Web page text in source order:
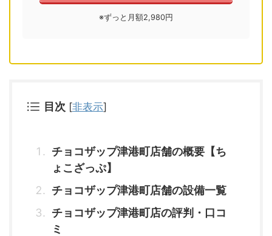
※ずっと月額2,980円
目次 [非表示]
チョコザップ津港町店舗の概要【ち
ょこざっぷ】
チョコザップ津港町店舗の設備一覧
チョコザップ津港町店の評判・口コ
ミ